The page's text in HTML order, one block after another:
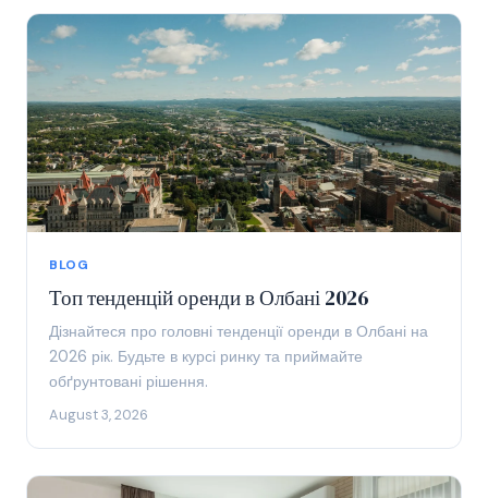
BLOG
Топ тенденцій оренди в Олбані 2026
Дізнайтеся про головні тенденції оренди в Олбані на
2026 рік. Будьте в курсі ринку та приймайте
обґрунтовані рішення.
August 3, 2026